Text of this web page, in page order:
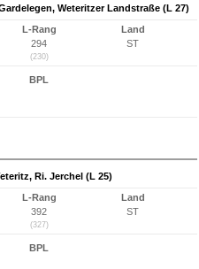
Weteritzer Landstraße (L 27)
L-Rang
294
(230)
Land
ST
BPL
Ri. Jerchel (L 25)
L-Rang
392
(327)
Land
ST
BPL